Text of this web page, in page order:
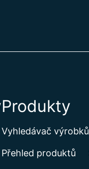
Produkty
Vyhledávač výrobků
Přehled produktů